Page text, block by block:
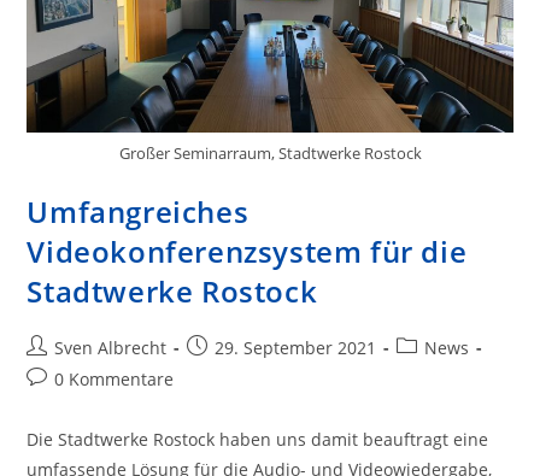
Großer Seminarraum, Stadtwerke Rostock
Umfangreiches
Videokonferenzsystem für die
Stadtwerke Rostock
Beitrags-
Autor:
Sven Albrecht
Beitrag29. September 2021
Beitrags-
News
Beitrags-
0 Kommentare
Die Stadtwerke Rostock haben uns damit beauftragt eine
umfassende Lösung für die Audio- und Videowiedergabe,